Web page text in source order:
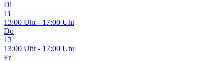
Di
11
13:00 Uhr - 17:00 Uhr
Do
13
13:00 Uhr - 17:00 Uhr
Fr